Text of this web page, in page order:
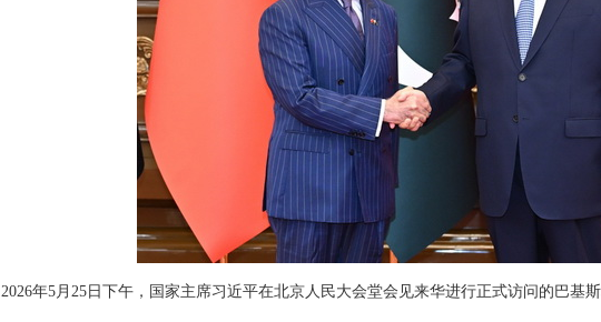
2026年5月25日下午，国家主席习近平在北京人民大会堂会见来华进行正式访问的巴基斯